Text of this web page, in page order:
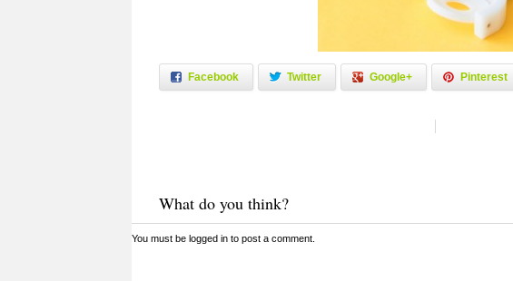
Facebook Twitter Google+ Pinterest
What do you think?
You must be logged into post a comment.